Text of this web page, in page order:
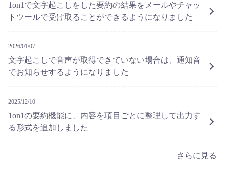
1on1で文字起こしをした要約の結果をメールやチャッ
トツールで受け取ることができるようになりました
2026/01/07
文字起こしで音声が取得できていない場合は、通知音
でお知らせするようになりました
2025/12/10
1on1の要約機能に、内容を項目ごとに整理して出力す
る形式を追加しました
さらに見る